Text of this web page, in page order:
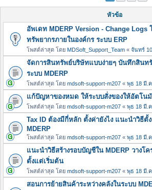
หัวข้อ
อัพเดท MDERP Version - Change Logs
ทรัพยากรภายในองค์กร ระบบ ERP
โพสต์ล่าสุด โดย MDSoft_Support_Team « จันทร์
จัดการสินทรัพย์บริษัทแบบง่ายๆ บันทึกสินท
ระบบ MDERP
โพสต์ล่าสุด โดย mdsoft-support-m207 « พุธ 18 มี.
แก้ปัญหาของหมด ให้ระบบสั่งของให้อัตโน
โพสต์ล่าสุด โดย mdsoft-support-m207 « พุธ 18 มี.
Tax ID ต้องมีกี่หลัก ตั้งค่ายังไง แนะนำวิธีตั้
MDERP
โพสต์ล่าสุด โดย mdsoft-support-m207 « พุธ 18 มี.
แนะนำวิธีสร้างรอบบัญชีใน MDERP วางโ
ตั้งแต่เริ่มต้น
โพสต์ล่าสุด โดย mdsoft-support-m207 « พุธ 18 มี.
สอนการย้ายสินค้าระหว่างคลังในระบบ